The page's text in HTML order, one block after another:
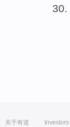
关于有道 Investors